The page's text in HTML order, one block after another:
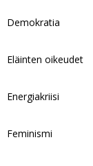
Demokratia
Eläinten oikeudet
Energiakriisi
Feminismi